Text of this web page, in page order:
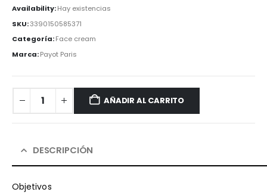
Availability:Hay existencias
SKU:3390150585371
Categoría:Face cream
Marca:Payot Paris
AÑADIR AL CARRITO
DESCRIPCIÓN
Objetivos